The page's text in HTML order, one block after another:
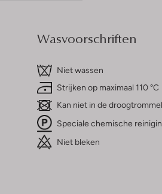
Wasvoorschriften
Niet wassen
Strijken op maximaal 110 °C
Kan niet in de droogtrommel
Speciale chemische
Niet bleken